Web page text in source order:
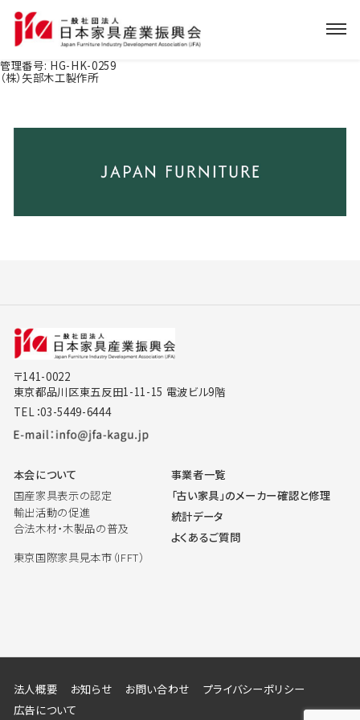
管理番号: HG-HK-0259
（株）矢部木工製作所
〒141-0022
東京都品川区東五反田1-11-15 電波ビル9階
TEL：03-5449-6444
本会について
国産家具表示の認定
輸出活動の促進
合法木材・木製品の普及
東京国際家具見本市（IFFT）
事業者一覧
「古い家具」のメーカー確認と修理
統計データ
よくあるご質問
法人概要 お知らせ お問い合わせ
プライバシーポリシー
広告について